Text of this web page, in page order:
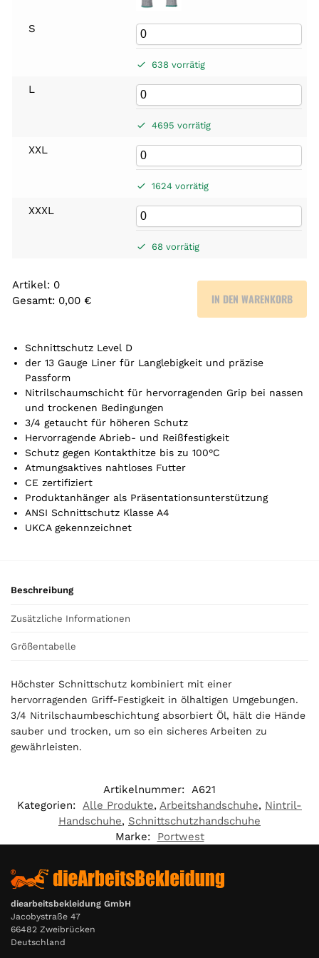
S
638 vorrätig
L
4695 vorrätig
XXL
1624 vorrätig
XXXL
68 vorrätig
Artikel: 0
Gesamt: 0,00 €
r
t
k
l
.
Y
o
u
s
,
0
€
IN DEN WARENKORB
Schnittschutz Level D
der 13 Gauge Liner für Langlebigkeit und präzise
Passform
Nitrilschaumschicht für hervorragenden Grip bei nassen
und trockenen Bedingungen
3/4 getaucht für höheren Schutz
Hervorragende Abrieb- und Reißfestigkeit
Schutz gegen Kontakthitze bis zu 100°C
Atmungsaktives nahtloses Futter
CE zertifiziert
Produktanhänger als Präsentationsunterstützung
ANSI Schnittschutz Klasse A4
UKCA gekennzeichnet
Beschreibung
Zusätzliche Informationen
Größentabelle
Höchster Schnittschutz kombiniert mit einer
hervorragenden Griff-Festigkeit in ölhaltigen Umgebungen.
3/4 Nitrilschaumbeschichtung absorbiert Öl, hält die Hände
sauber und trocken, um so ein sicheres Arbeiten zu
gewährleisten.
Artikelnummer: A621
Kategorien: Alle Produkte, Arbeitshandschuhe, Nintril-
Handschuhe, Schnittschutzhandschuhe
Marke:
Portwest
diearbeitsbekleidung GmbH
Jacobystraße 47
66482 Zweibrücken
Deutschland